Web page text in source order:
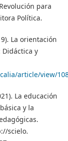
para
Política.
La orientación
Didáctica y
article/view/
La educación
y la
scielo.